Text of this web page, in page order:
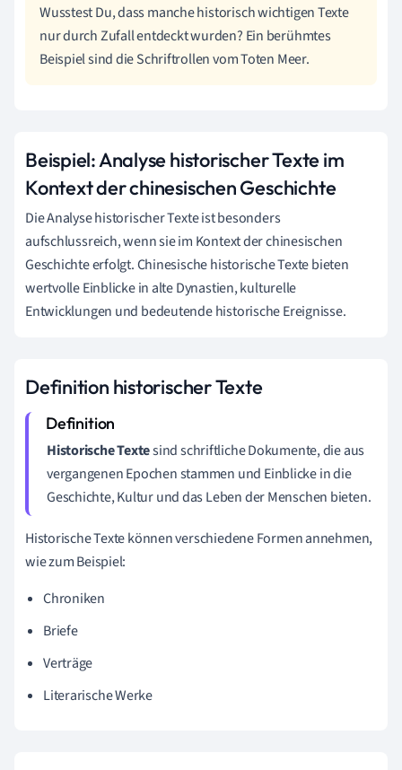
Wusstest Du, dass manche historisch wichtigen Texte
nur durch Zufall entdeckt wurden? Ein berühmtes
Beispiel sind die Schriftrollen vom Toten Meer.
Beispiel: Analyse historischer Texte im
Kontext der chinesischen Geschichte
Die Analyse historischer Texte ist besonders
aufschlussreich, wenn sie im Kontext der chinesischen
Geschichte erfolgt. Chinesische historische Texte bieten
wertvolle Einblicke in alte Dynastien, kulturelle
Entwicklungen und bedeutende historische Ereignisse.
Definition historischer Texte
Historische Textesind schriftliche Dokumente, die aus
vergangenen Epochen stammen und Einblicke in die
Geschichte, Kultur und das Leben der Menschen bieten.
Historische Texte können verschiedene Formen annehmen,
wie zum Beispiel:
Chroniken
Briefe
Verträge
Literarische Werke